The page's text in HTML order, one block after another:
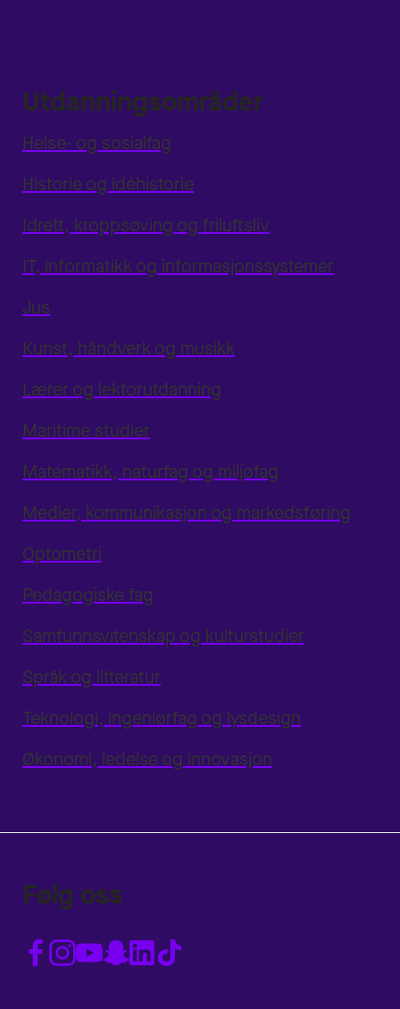
Utdanningsområder
Helse- og sosialfag
Historie og idéhistorie
Idrett, kroppsøving og friluftsliv
IT, informatikk og informasjonssystemer
Jus
Kunst, håndverk og musikk
Lærer og lektorutdanning
Maritime studier
Matematikk, naturfag og miljøfag
Medier, kommunikasjon og markedsføring
Optometri
Pedagogiske fag
Samfunnsvitenskap og kulturstudier
Språk og litteratur
Teknologi, ingeniørfag og lysdesign
Økonomi, ledelse og innovasjon
Følg oss